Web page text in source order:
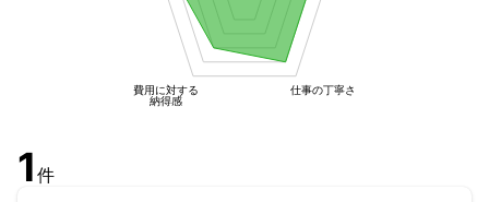
仕事の丁寧さ
費用に対する
納得感
1 件